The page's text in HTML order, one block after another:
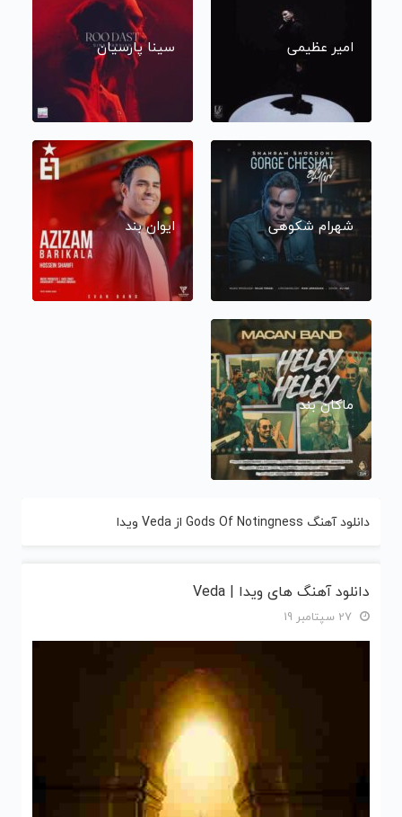
امیر عظیمی سینا پارسیان
شهرام شکوهی ایوان بند
ماکان بند
دانلود آهنگ Gods Of Notingness از Veda ویدا
دانلود آهنگ های ویدا | Veda